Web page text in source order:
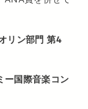
リン部門 第4
ー国際音楽コン